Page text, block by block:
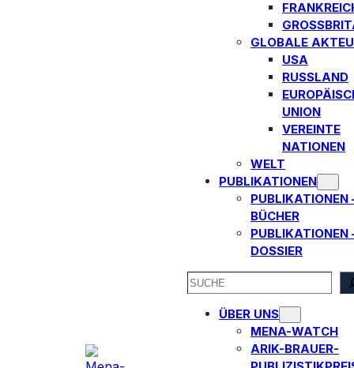
GLOBALE
USA
RUSSLAND
UNION
VEREINTE
NATIONEN
WELT
PUBLIKATIONEN
PUBLIKATIONEN
BÜCHER
PUBLIKATIONEN
DOSSIER
SEARCH
ÜBER UNS
MENA-WATCH
ARIK-BRAUER-